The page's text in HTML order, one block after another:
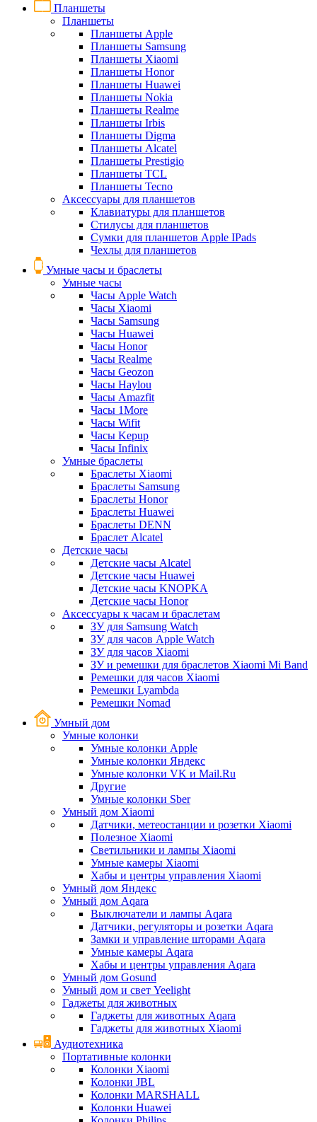
Планшеты
Планшеты
Планшеты Apple
Планшеты Samsung
Планшеты Xiaomi
Планшеты Honor
Планшеты Huawei
Планшеты Nokia
Планшеты Realme
Планшеты Irbis
Планшеты Digma
Планшеты Alcatel
Планшеты Prestigio
Планшеты TCL
Планшеты Tecno
Аксессуары для планшетов
Клавиатуры для планшетов
Стилусы для планшетов
Сумки для планшетов Apple IPads
Чехлы для планшетов
Умные часы и браслеты
Умные часы
Часы Apple Watch
Часы Xiaomi
Часы Samsung
Часы Huawei
Часы Honor
Часы Realme
Часы Geozon
Часы Haylou
Часы Amazfit
Часы 1More
Часы Wifit
Часы Kepup
Часы Infinix
Умные браслеты
Браслеты Xiaomi
Браслеты Samsung
Браслеты Honor
Браслеты Huawei
Браслеты DENN
Браслет Alcatel
Детские часы
Детские часы Alcatel
Детские часы Huawei
Детские часы KNOPKA
Детские часы Honor
Аксессуары к часам и браслетам
ЗУ для Samsung Watch
ЗУ для часов Apple Watch
ЗУ для часов Xiaomi
ЗУ и ремешки для браслетов Xiaomi Mi Band
Ремешки для часов Xiaomi
Ремешки Lyambda
Ремешки Nomad
Умный дом
Умные колонки
Умные колонки Apple
Умные колонки Яндекс
Умные колонки VK и Mail.Ru
Другие
Умные колонки Sber
Умный дом Xiaomi
Датчики, метеостанции и розетки Xiaomi
Полезное Xiaomi
Светильники и лампы Xiaomi
Умные камеры Xiaomi
Хабы и центры управления Xiaomi
Умный дом Яндекс
Умный дом Aqara
Выключатели и лампы Aqara
Датчики, регуляторы и розетки Aqara
Замки и управление шторами Aqara
Умные камеры Aqara
Хабы и центры управления Aqara
Умный дом Gosund
Умный дом и свет Yeelight
Гаджеты для животных
Гаджеты для животных Aqara
Гаджеты для животных Xiaomi
Аудиотехника
Портативные колонки
Колонки Xiaomi
Колонки JBL
Колонки MARSHALL
Колонки Huawei